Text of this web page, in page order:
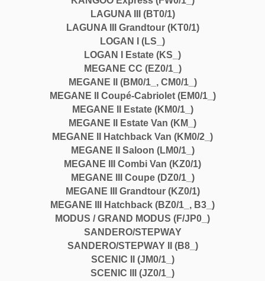
LAGUNA III (BT0/1)
LAGUNA III Grandtour (KT0/1)
LOGAN I (LS_)
LOGAN I Estate (KS_)
MEGANE CC (EZ0/1_)
MEGANE II (BM0/1_, CM0/1_)
MEGANE II Coupé-Cabriolet (EM0/1_)
MEGANE II Estate (KM0/1_)
MEGANE II Estate Van (KM_)
MEGANE II Hatchback Van (KM0/2_)
MEGANE II Saloon (LM0/1_)
MEGANE III Combi Van (KZ0/1)
MEGANE III Coupe (DZ0/1_)
MEGANE III Grandtour (KZ0/1)
MEGANE III Hatchback (BZ0/1_, B3_)
MODUS / GRAND MODUS (F/JP0_)
SANDERO/STEPWAY
SANDERO/STEPWAY II (B8_)
SCENIC II (JM0/1_)
SCENIC III (JZ0/1_)